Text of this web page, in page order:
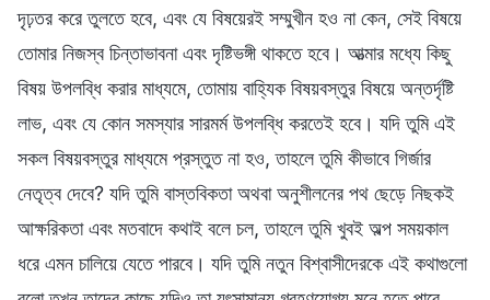
দৃঢ়তর করে তুলতে হবে, এবং যে বিষয়েরই সম্মুখীন হও না কেন, সেই বিষয়ে
তোমার নিজস্ব চিন্তাভাবনা এবং দৃষ্টিভঙ্গী থাকতে হবে। আত্মার মধ্যে কিছু
বিষয় উপলব্ধি করার মাধ্যমে, তোমায় বাহ্যিক বিষয়বস্তুর বিষয়ে অন্তর্দৃষ্টি
লাভ, এবং যে কোন সমস্যার সারমর্ম উপলব্ধি করতেই হবে। যদি তুমি এই
সকল বিষয়বস্তুর মাধ্যমে প্রস্তুত না হও, তাহলে তুমি কীভাবে গির্জার
নেতৃত্ব দেবে? যদি তুমি বাস্তবিকতা অথবা অনুশীলনের পথ ছেড়ে নিছকই
আক্ষরিকতা এবং মতবাদে কথাই বলে চল, তাহলে তুমি খুবই অল্প সময়কাল
ধরে এমন চালিয়ে যেতে পারবে। যদি তুমি নতুন বিশ্বাসীদেরকে এই কথাগুলো